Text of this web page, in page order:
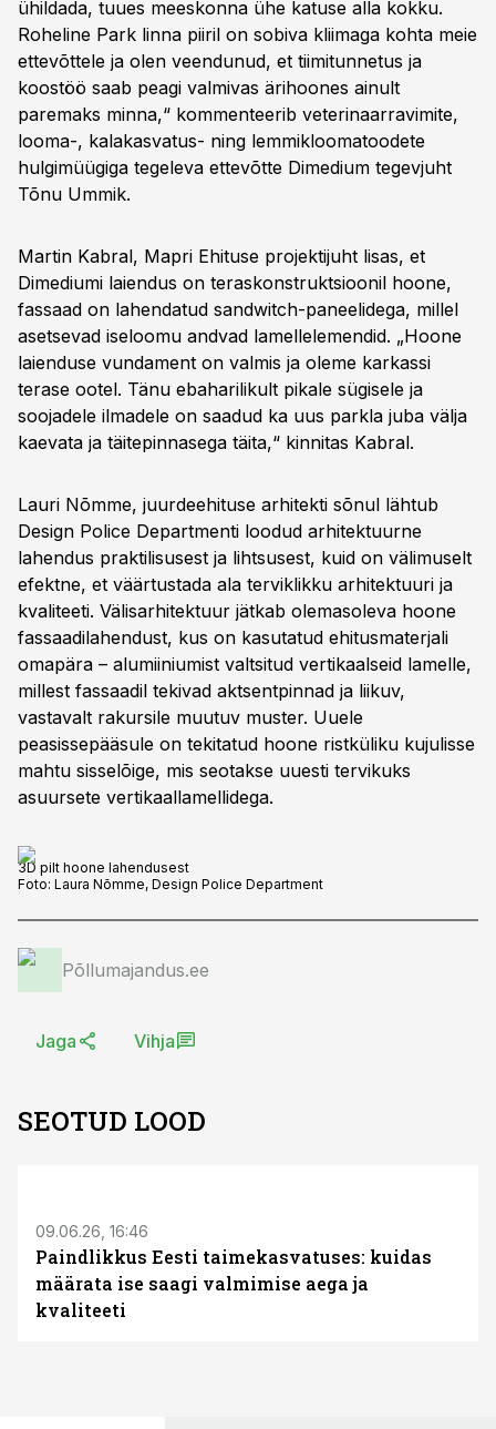
ühildada, tuues meeskonna ühe katuse alla kokku.
Roheline Park linna piiril on sobiva kliimaga kohta meie
ettevõttele ja olen veendunud, et tiimitunnetus ja
koostöö saab peagi valmivas ärihoones ainult
paremaks minna,“ kommenteerib veterinaarravimite,
looma-, kalakasvatus- ning lemmikloomatoodete
hulgimüügiga tegeleva ettevõtte Dimedium tegevjuht
Tõnu Ummik.
Martin Kabral, Mapri Ehituse projektijuht lisas, et
Dimediumi laiendus on teraskonstruktsioonil hoone,
fassaad on lahendatud sandwitch-paneelidega, millel
asetsevad iseloomu andvad lamellelemendid. „Hoone
laienduse vundament on valmis ja oleme karkassi
terase ootel. Tänu ebaharilikult pikale sügisele ja
soojadele ilmadele on saadud ka uus parkla juba välja
kaevata ja täitepinnasega täita,“ kinnitas Kabral.
Lauri Nõmme, juurdeehituse arhitekti sõnul lähtub
Design Police Departmenti loodud arhitektuurne
lahendus praktilisusest ja lihtsusest, kuid on välimuselt
efektne, et väärtustada ala terviklikku arhitektuuri ja
kvaliteeti. Välisarhitektuur jätkab olemasoleva hoone
fassaadilahendust, kus on kasutatud ehitusmaterjali
omapära – alumiiniumist valtsitud vertikaalseid lamelle,
millest fassaadil tekivad aktsentpinnad ja liikuv,
vastavalt rakursile muutuv muster. Uuele
peasissepääsule on tekitatud hoone ristküliku kujulisse
mahtu sisselõige, mis seotakse uuesti tervikuks
asuursete vertikaallamellidega.
3D pilt hoone lahendusest
Foto: Laura Nõmme, Design Police Department
Põllumajandus.ee
Jaga Vihja
SEOTUD LOOD
09.06.26, 16:46
Paindlikkus Eesti taimekasvatuses: kuidas
määrata ise saagi valmimise aega ja
kvaliteeti